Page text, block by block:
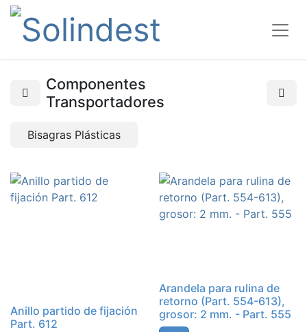
Componentes
Transportadores
Bisagras Plásticas
Anillo partido de fijación
Part. 612
Arandela para rulina de
retorno (Part. 554-613),
grosor: 2 mm. - Part. 555